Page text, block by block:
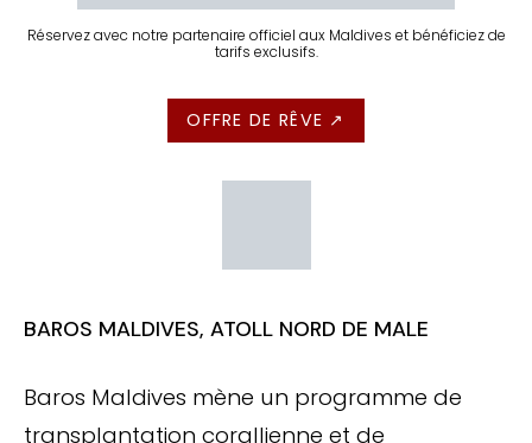
Réservez avec notre partenaire officiel aux Maldives et bénéficiez de
tarifs exclusifs.
OFFRE DE RÊVE ↗
BAROS MALDIVES, ATOLL NORD DE MALE
Baros Maldives mène un programme de
transplantation corallienne et de